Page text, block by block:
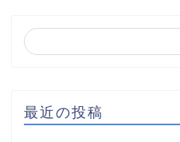
最近の投稿